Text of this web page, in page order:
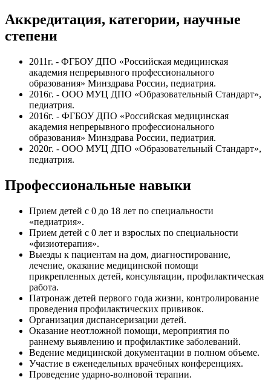
Аккредитация, категории, научные
степени
2011г. - ФГБОУ ДПО «Российская медицинская
академия непрерывного профессионального
образования» Минздрава России, педиатрия.
2016г. - ООО МУЦ ДПО «Образовательный Стандарт»,
педиатрия.
2016г. - ФГБОУ ДПО «Российская медицинская
академия непрерывного профессионального
образования» Минздрава России, педиатрия.
2020г. - ООО МУЦ ДПО «Образовательный Стандарт»,
педиатрия.
Профессиональные навыки
Прием детей с 0 до 18 лет по специальности
«педиатрия».
Прием детей с 0 лет и взрослых по специальности
«физиотерапия».
Выезды к пациентам на дом, диагностирование,
лечение, оказание медицинской помощи
прикрепленных детей, консультации, профилактическая
работа.
Патронаж детей первого года жизни, контролирование
проведения профилактических прививок.
Организация диспансеризации детей.
Оказание неотложной помощи, мероприятия по
раннему выявлению и профилактике заболеваний.
Ведение медицинской документации в полном объеме.
Участие в еженедельных врачебных конференциях.
Проведение ударно-волновой терапии.